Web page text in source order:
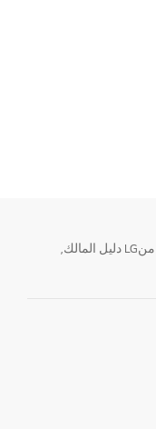
تحتاج معلومة؟ او لديك سؤال ؟ يمكننا المساعدة. سواء كنت فى حاجة الى حجز منتجك او التواصل مع احد ممثلى دعم LG أو الحصول على خدمة صيانة. إيجاد أجوبة ومعلومات أسهل عبر خدمة الإنترنت والدعم منLG دليل المالك,